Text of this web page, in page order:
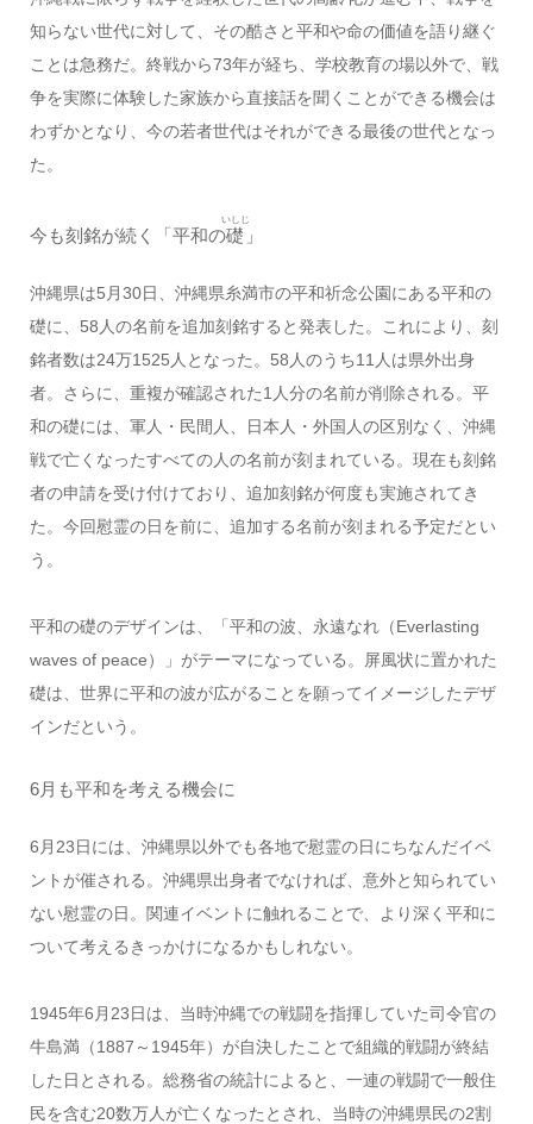
知らない世代に対して、その酷さと平和や命の価値を語り継ぐ
ことは急務だ。終戦から73年が経ち、学校教育の場以外で、戦
争を実際に体験した家族から直接話を聞くことができる機会は
わずかとなり、今の若者世代はそれができる最後の世代となっ
た。
今も刻銘が続く「平和の礎
いしじ
」
沖縄県は5月30日、沖縄県糸満市の平和祈念公園にある平和の
礎に、58人の名前を追加刻銘すると発表した。これにより、刻
銘者数は24万1525人となった。58人のうち11人は県外出身
者。さらに、重複が確認された1人分の名前が削除される。平
和の礎には、軍人・民間人、日本人・外国人の区別なく、沖縄
戦で亡くなったすべての人の名前が刻まれている。現在も刻銘
者の申請を受け付けており、追加刻銘が何度も実施されてき
た。今回慰霊の日を前に、追加する名前が刻まれる予定だとい
う。
平和の礎のデザインは、「平和の波、永遠なれ（Everlasting
waves of peace）」がテーマになっている。屏風状に置かれた
礎は、世界に平和の波が広がることを願ってイメージしたデザ
インだという。
6月も平和を考える機会に
6月23日には、沖縄県以外でも各地で慰霊の日にちなんだイベ
ントが催される。沖縄県出身者でなければ、意外と知られてい
ない慰霊の日。関連イベントに触れることで、より深く平和に
ついて考えるきっかけになるかもしれない。
1945年6月23日は、当時沖縄での戦闘を指揮していた司令官の
牛島満（1887～1945年）が自決したことで組織的戦闘が終結
した日とされる。総務省の統計によると、一連の戦闘で一般住
民を含む20数万人が亡くなったとされ、当時の沖縄県民の2割